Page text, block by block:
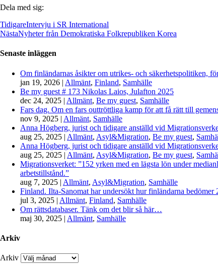
Dela med sig:
TidigareIntervju i SR International
NästaNyheter från Demokratiska Folkrepubliken Korea
Senaste inläggen
Om finländarnas åsikter om utrikes- och säkerhetspolitiken,
jan 19, 2026 | Allmänt, Finland, Samhälle
Be my guest # 173 Nikolas Laios, Julafton 2025
dec 24, 2025 | Allmänt, Be my guest, Samhälle
Fars dag. Om en fars outtröttliga kamp för att få rätt till
nov 9, 2025 | Allmänt, Samhälle
Anna Högberg, jurist och tidigare anställd vid
aug 25, 2025 | Allmänt, Asyl&Migration, Be my guest,
Anna Högberg, jurist och tidigare anställd vid
aug 25, 2025 | Allmänt, Asyl&Migration, Be my guest,
Migrationsverket: ”152 yrken med en lägsta lön under
arbetstillstånd.”
aug 7, 2025 | Allmänt, Asyl&Migration, Samhälle
Finland. Ilta-Sanomat har undersökt hur finländarna
jul 3, 2025 | Allmänt, Finland, Samhälle
Om rättsdatabaser. Tänk om det blir så här…
maj 30, 2025 | Allmänt, Samhälle
Arkiv
Arkiv